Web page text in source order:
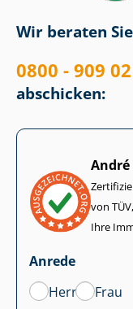
Wir beraten
0800 - 909
abschicken:
André
von
Ihre
Anrede
Herr
Frau